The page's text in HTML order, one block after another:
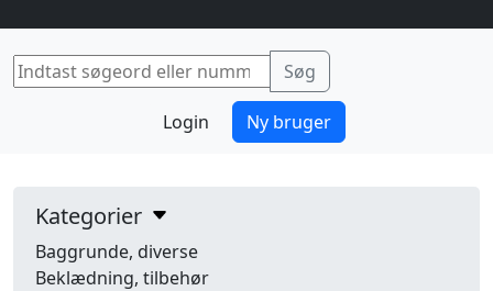
Login Ny bruger
Kategorier
Baggrunde, diverse
Beklædning, tilbehør